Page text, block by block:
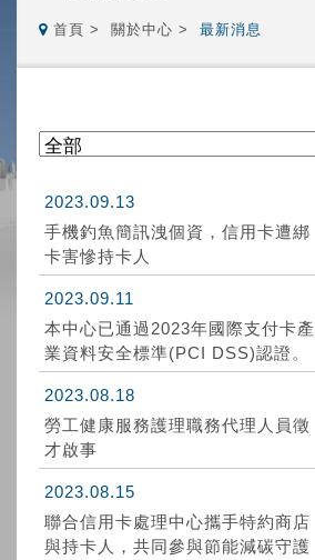
首頁 關於中心 最新消息
2023.09.13
手機釣魚簡訊洩個資，信用卡遭綁
卡害慘持卡人
2023.09.11
本中心已通過2023年國際支付卡產
業資料安全標準(PCI DSS)認證。
2023.08.18
勞工健康服務護理職務代理人員徵
才啟事
2023.08.15
聯合信用卡處理中心攜手特約商店
與持卡人，共同參與節能減碳守護